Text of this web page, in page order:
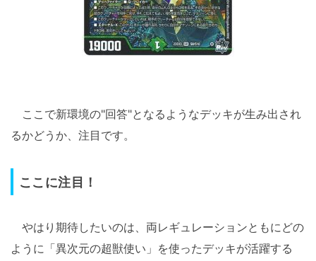
ここで新環境の"回答"となるようなデッキが生み出され
るかどうか、注目です。
ここに注目！
やはり期待したいのは、両レギュレーションともにどの
ように「異次元の超獣使い」を使ったデッキが活躍する